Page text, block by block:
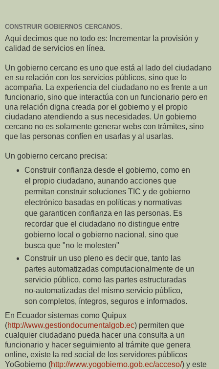
CONSTRUIR GOBIERNOS CERCANOS.
Aquí decimos que no todo es: Incrementar la provisión y
calidad de servicios en línea.
Un gobierno cercano es uno que está al lado del ciudadano
en su relación con los servicios públicos, sino que lo
acompaña. La experiencia del ciudadano no es frente a un
funcionario, sino que interactúa con un funcionario pero en
una relación digna creada por el gobierno y el propio
ciudadano atendiendo a sus necesidades. Un gobierno
cercano no es solamente generar webs con trámites, sino
que las personas confíen en usarlas y al usarlas.
Un gobierno cercano precisa:
Construir confianza desde el gobierno, como en
el propio ciudadano, aunando acciones que
permitan construir soluciones TIC y de gobierno
electrónico basadas en políticas y normativas
que garanticen confianza en las personas. Es
recordar que el ciudadano no distingue entre
gobierno local o gobierno nacional, sino que
busca que "no le molesten"
Construir un uso pleno es decir que, tanto las
partes automatizadas computacionalmente de un
servicio público, como las partes estructuradas
no-automatizadas del mismo servicio público,
son completos, íntegros, seguros e informados.
En Ecuador sistemas como Quipux
(http://www.gestiondocumentalgob.ec) permiten que
cualquier ciudadano pueda hacer una consulta a un
funcionario y hacer seguimiento al trámite que genera
online, existe la red social de los servidores públicos
YoGobierno (http://www.yogobierno.gob.ec/acceso/) y este